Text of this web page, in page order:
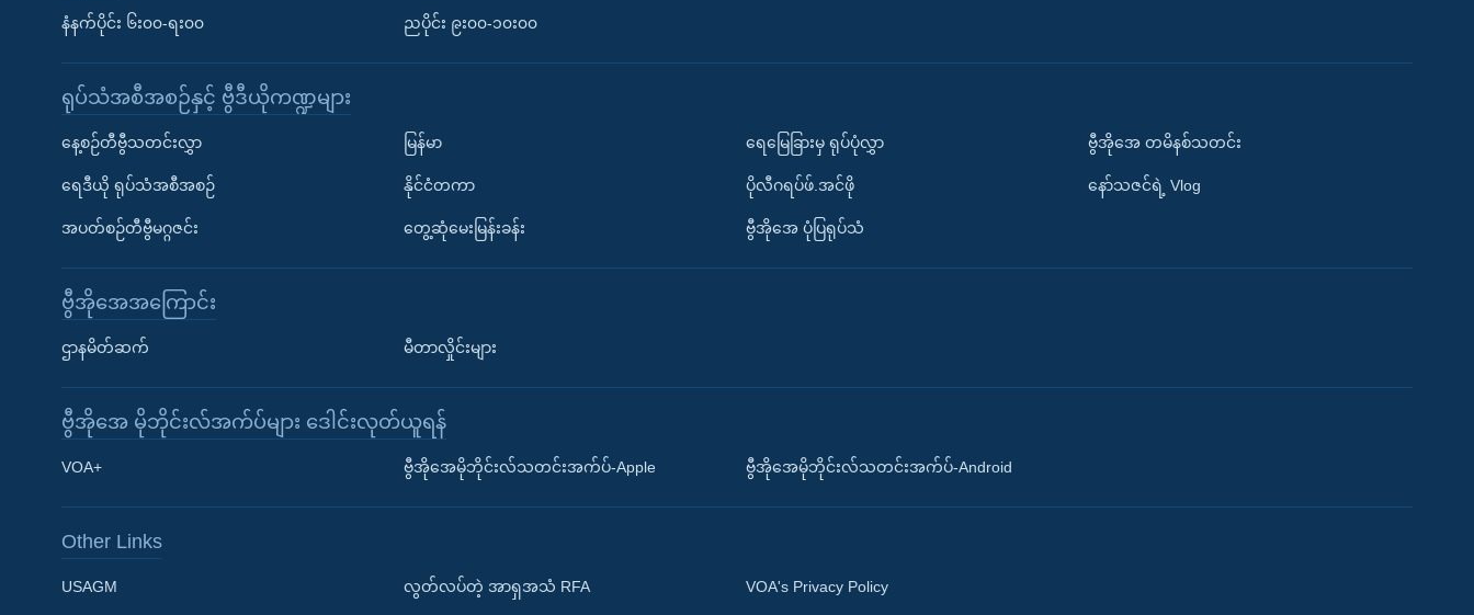
Learning English
နံနက်ပိုင်း ၆း၀၀-ရး၀၀ ညပိုင်း ၉း၀၀-၁၀း၀၀
ရုပ်သံအစီအစဉ်နှင့် ဗွီဒီယိုကဏ္ဍများ
နေ့စဉ်တီဗွီသတင်းလွှာ
ရေဒီယို ရုပ်သံအစီအစဉ်
အပတ်စဉ်တီဗွီမဂ္ဂဇင်း
မြန်မာ
နိုင်ငံတကာ
တွေ့ဆုံမေးမြန်းခန်း
ရေမြေခြားမှ ရုပ်ပုံလွှာ
ပိုလီဂရပ်ဖ်.အင်ဖို
ဗွီအိုအေ ပုံပြရုပ်သံ
ဗွီအိုအေ တမိနစ်သတင်း
နော်သဇင်ရဲ့ Vlog
ဗွီအိုအေအကြောင်း
ဌာနမိတ်ဆက် မီတာလှိုင်းများ
ဗွီအိုအေ မိုဘိုင်းလ်အက်ပ်များ ဒေါင်းလုတ်ယူရန်
VOA+ ဗွီအိုအေမိုဘိုင်းလ်သတင်းအက်ပ်-Apple ဗွီအိုအေမိုဘိုင်းလ်သတင်းအက်ပ်-Android
Other Links
USAGM လွတ်လပ်တဲ့ အာရှအသံ RFA VOA's Privacy Policy